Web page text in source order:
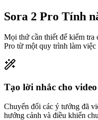
Sora 2 Pro Tính
Mọi thứ cần thiết để kiểm tra
Pro từ một quy trình làm việc
Tạo lời nhắc cho video
Chuyển đổi các ý tưởng đã
hướng cảnh và điều khiển